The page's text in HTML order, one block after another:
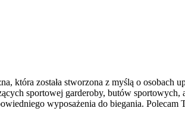
która została stworzona z myślą o
sportowej garderoby, butów
wyposażenia do biegania.